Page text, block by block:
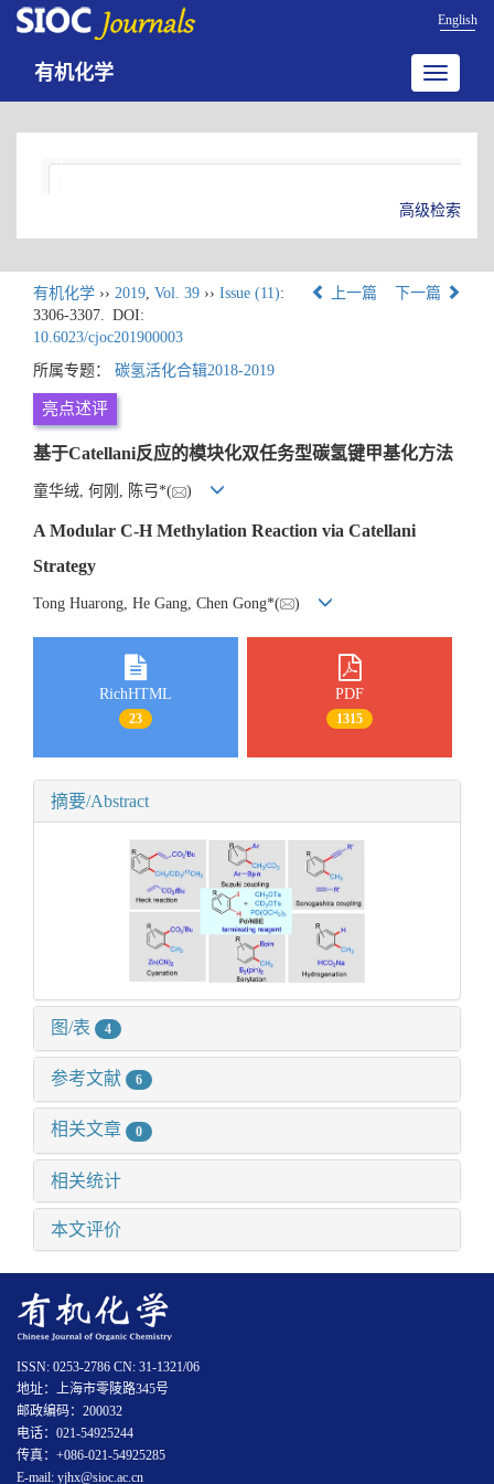
English
Toggle
有机化学
高级检索
有机化学 ›› 2019, Vol. 39 ›› Issue (11):
3306-3307. DOI:
10.6023/cjoc201900003
上一篇 下一篇
所属专题： 碳氢活化合辑2018-2019
亮点述评
基于Catellani反应的模块化双任务型碳氢键甲基化方法
童华绒, 何刚, 陈弓*( )
A Modular C-H Methylation Reaction via Catellani
Strategy
Tong Huarong, He Gang, Chen Gong*( )
RichHTML
23
PDF
1315
摘要/Abstract
图/表 4
参考文献 6
相关文章 0
相关统计
本文评价
ISSN: 0253-2786 CN: 31-1321/06
地址：上海市零陵路345号
邮政编码：200032
电话：021-54925244
传真：+086-021-54925285
E-mail: yjhx@sioc.ac.cn